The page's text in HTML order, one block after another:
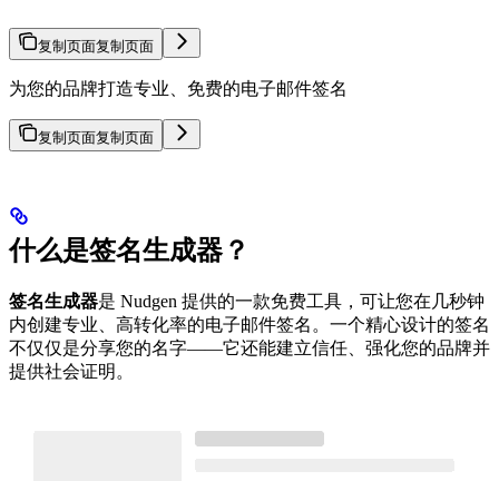
复制页面复制页面
为您的品牌打造专业、免费的电子邮件签名
复制页面复制页面
什么是签名生成器？
签名生成器是 Nudgen 提供的一款免费工具，可让您在几秒钟
内创建专业、高转化率的电子邮件签名。一个精心设计的签名
不仅仅是分享您的名字——它还能建立信任、强化您的品牌并
提供社会证明。